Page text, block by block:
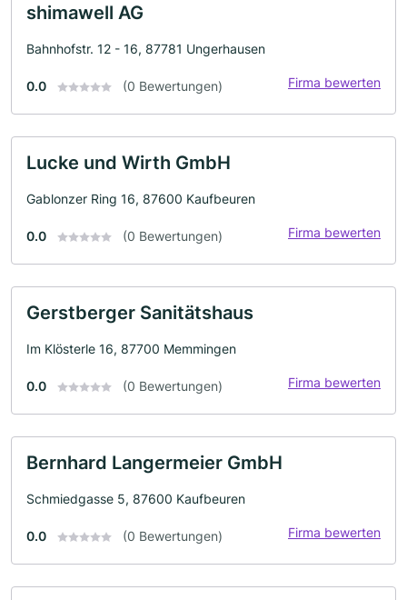
shimawell AG
Bahnhofstr. 12 - 16, 87781 Ungerhausen
0.0 (0 Bewertungen) Firma bewerten
Lucke und Wirth GmbH
Gablonzer Ring 16, 87600 Kaufbeuren
0.0 (0 Bewertungen) Firma bewerten
Gerstberger Sanitätshaus
Im Klösterle 16, 87700 Memmingen
0.0 (0 Bewertungen) Firma bewerten
Bernhard Langermeier GmbH
Schmiedgasse 5, 87600 Kaufbeuren
0.0 (0 Bewertungen) Firma bewerten